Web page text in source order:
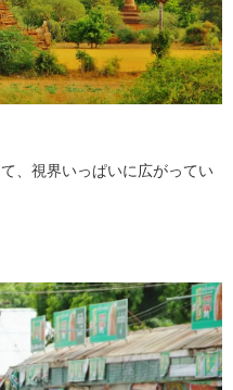
、視界いっぱいに広がってい